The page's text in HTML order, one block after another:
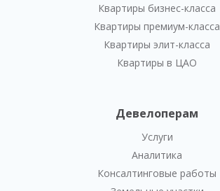
Квартиры бизнес-класса
Квартиры премиум-класса
Квартиры элит-класса
Квартиры в ЦАО
Девелоперам
Услуги
Аналитика
Консалтинговые работы